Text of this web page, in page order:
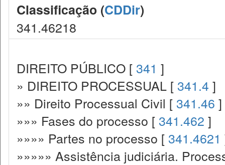
Classificação (CDDir)
341.46218
DIREITO PÚBLICO [ 341 ]
» DIREITO PROCESSUAL [ 341.4 ]
»» Direito Processual Civil [ 341.46 ]
»»» Fases do processo [ 341.462 ]
»»»» Partes no processo [ 341.4621
»»»»» Assistência judiciária.